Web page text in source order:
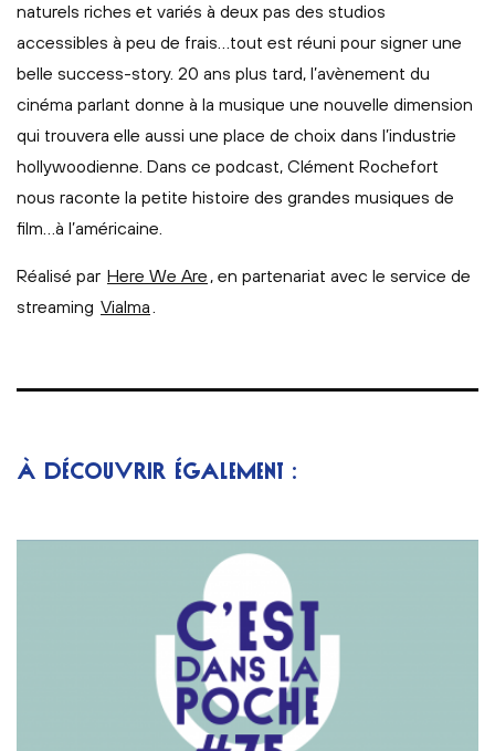
naturels riches et variés à deux pas des studios
accessibles à peu de frais…tout est réuni pour signer une
belle success-story. 20 ans plus tard, l’avènement du
cinéma parlant donne à la musique une nouvelle dimension
qui trouvera elle aussi une place de choix dans l’industrie
hollywoodienne. Dans ce podcast, Clément Rochefort
nous raconte la petite histoire des grandes musiques de
film…à l’américaine.
Réalisé par Here We Are , en partenariat avec le service de
streaming Vialma
À DÉCOUVRIR ÉGALEMENT :